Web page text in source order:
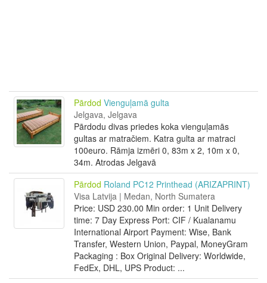
Pārdod Vienguļamā gulta
Jelgava, Jelgava
Pārdodu divas priedes koka vienguļamās
gultas ar matračiem. Katra gulta ar matraci
100euro. Rāmja izmēri 0, 83m x 2, 10m x 0,
34m. Atrodas Jelgavā
Pārdod Roland PC12 Printhead (ARIZAPRINT)
Visa Latvija | Medan, North Sumatera
Price: USD 230.00 Min order: 1 Unit Delivery
time: 7 Day Express Port: CIF / Kualanamu
International Airport Payment: Wise, Bank
Transfer, Western Union, Paypal, MoneyGram
Packaging : Box Original Delivery: Worldwide,
FedEx, DHL, UPS Product: ...